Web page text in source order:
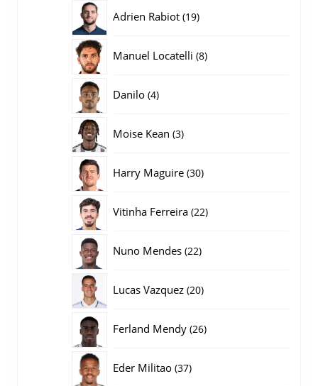
Adrien Rabiot 1919
Manuel Locatelli 88
Danilo 44
Moise Kean 33
Harry Maguire 3030
Vitinha Ferreira 2222
Nuno Mendes 2222
Lucas Vazquez 2020
Ferland Mendy 2626
Eder Militao 3737